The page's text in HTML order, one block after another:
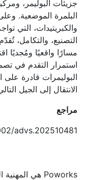
جزيئات البوليمر،
البلمرة الموضعية.
والكبريتيدات، التي
التصنيع، والتكامل،
مسارًا واقعيًا ومُجديًا
استمرار التقدم في
البوليمرات قادرة
الانتقال إلى الجيل
مراجع
advs.202510481
Poworks هي المهنية الصانع والمورد من مركبات الليثيوم.